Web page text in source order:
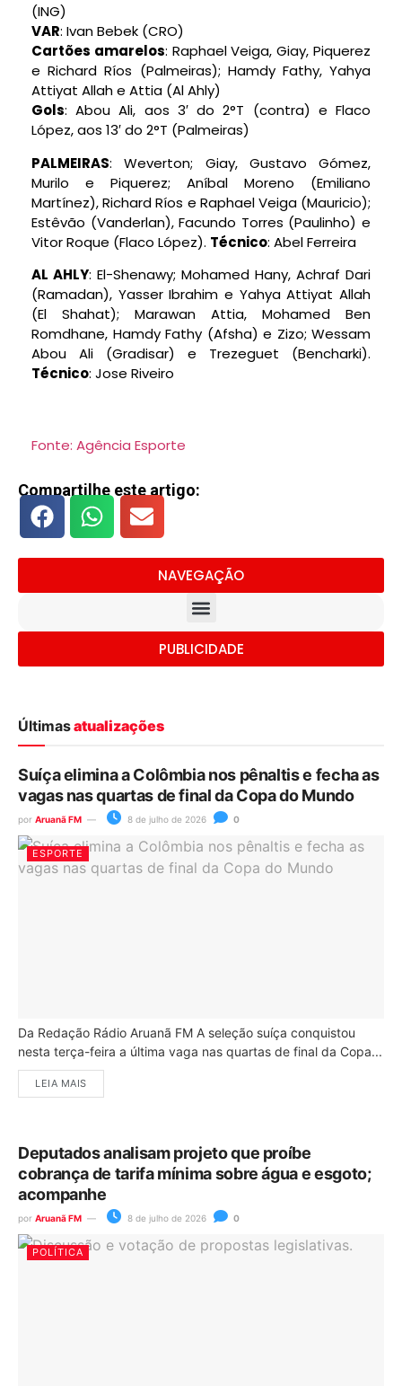
(ING)
VAR: Ivan Bebek (CRO)
Cartões amarelos: Raphael Veiga, Giay, Piquerez
e Richard Ríos (Palmeiras); Hamdy Fathy, Yahya
Attiyat Allah e Attia (Al Ahly)
Gols: Abou Ali, aos 3′ do 2°T (contra) e Flaco
López, aos 13′ do 2°T (Palmeiras)
PALMEIRAS: Weverton; Giay, Gustavo Gómez,
Murilo e Piquerez; Aníbal Moreno (Emiliano
Martínez), Richard Ríos e Raphael Veiga (Mauricio);
Estêvão (Vanderlan), Facundo Torres (Paulinho) e
Vitor Roque (Flaco López). Técnico: Abel Ferreira
AL AHLY: El-Shenawy; Mohamed Hany, Achraf Dari
(Ramadan), Yasser Ibrahim e Yahya Attiyat Allah
(El Shahat); Marawan Attia, Mohamed Ben
Romdhane, Hamdy Fathy (Afsha) e Zizo; Wessam
Abou Ali (Gradisar) e Trezeguet (Bencharki).
Técnico: Jose Riveiro
Fonte: Agência Esporte
Compartilhe este artigo:
NAVEGAÇÃO
PUBLICIDADE
Últimasatualizações
Suíça elimina a Colômbia nos pênaltis e fecha as
vagas nas quartas de final da Copa do Mundo
por Aruanã FM 8 de julho de 2026 0
ESPORTE
Da Redação Rádio Aruanã FM A seleção suíça conquistou
nesta terça-feira a última vaga nas quartas de final da Copa...
LEIA MAIS
Deputados analisam projeto que proíbe
cobrança de tarifa mínima sobre água e esgoto;
acompanhe
por Aruanã FM 8 de julho de 2026 0
POLÍTICA